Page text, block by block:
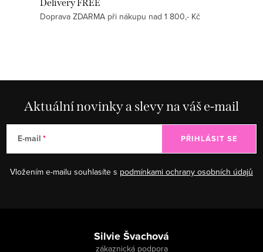
Delivery FREE
Doprava ZDARMA při nákupu nad 1 800,- Kč
Aktuální novinky a slevy na váš e-mail
E-mail
Vložením e-mailu souhlasíte s podmínkami ochrany osobních údajů
PŘIHLÁSIT SE
Silvie Švachová